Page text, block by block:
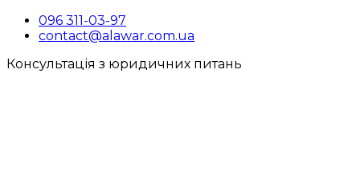
096 311-03-97
contact@alawar.com.ua
Консультація з юридичних питань